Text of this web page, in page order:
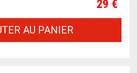
Prix
29 €
AU PANIER